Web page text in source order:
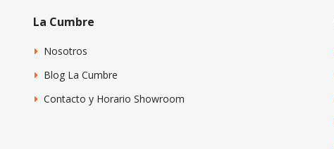
La Cumbre
Nosotros
Blog La Cumbre
Contacto y Horario Showroom